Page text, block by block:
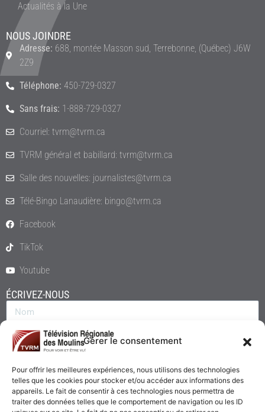
Gérer le consentement
Pour offrir les meilleures expériences, nous utilisons des technologies
telles que les cookies pour stocker et/ou accéder aux informations des
appareils. Le fait de consentir à ces technologies nous permettra de
traiter des données telles que le comportement de navigation ou les ID
Actualités à la Une
NOUS JOINDRE
Adresse: 688, montée Masson sud, Terrebonne, (Québec) J6W
2Z9
Téléphone: 450-729-0327
Sans frais: 1-888-729-0327
Courriel: tvrm@tvrm.ca
TVRM général et babillard: tvrm@tvrm.ca
Salle des nouvelles: journalistes@tvrm.ca
Télé-Bingo Lanaudière: bingo@tvrm.ca
Facebook
TikTok
Youtube
ÉCRIVEZ-NOUS